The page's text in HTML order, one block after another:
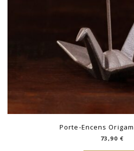
Porte-Encens
73,90 €